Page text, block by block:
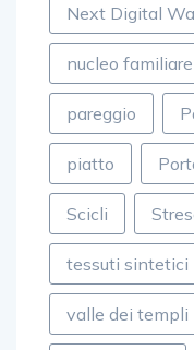
Next Digital
nucleo familiare
pareggio
piatto
Scicli
tessuti sintetici
valle dei templi